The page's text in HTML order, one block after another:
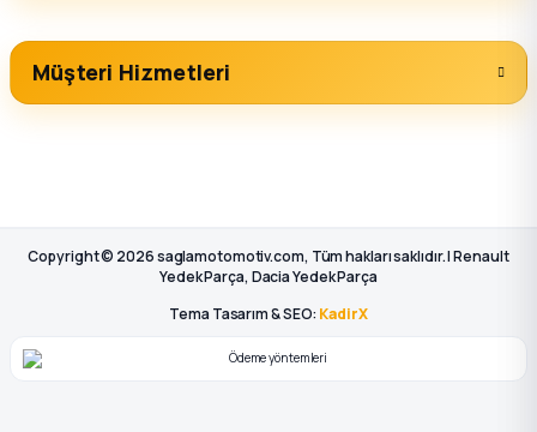
Müşteri Hizmetleri
Copyright © 2026 saglamotomotiv.com, Tüm hakları saklıdır. | Renault
Yedek Parça, Dacia Yedek Parça
Tema Tasarım & SEO: KadirX